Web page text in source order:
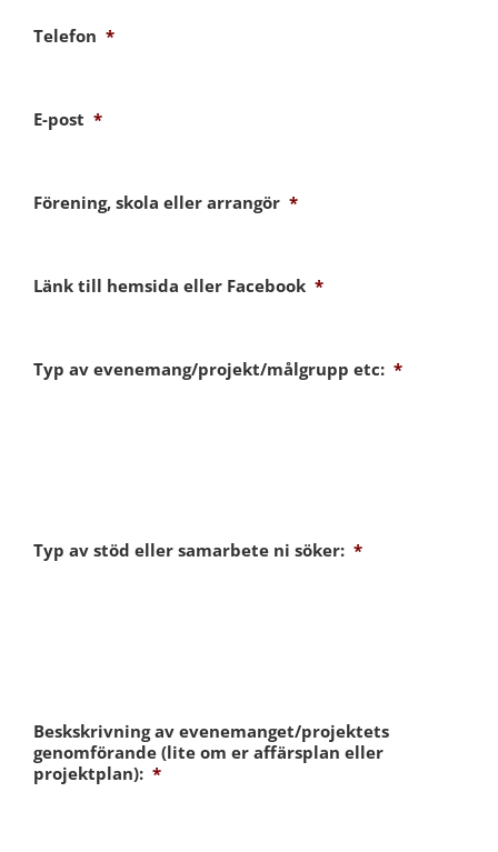
Telefon *
E-post *
Förening, skola eller arrangör *
Länk till hemsida eller Facebook *
Typ av evenemang/projekt/målgrupp etc: *
Typ av stöd eller samarbete ni söker: *
Beskskrivning av evenemanget/projektets
genomförande (lite om er affärsplan eller
projektplan): *